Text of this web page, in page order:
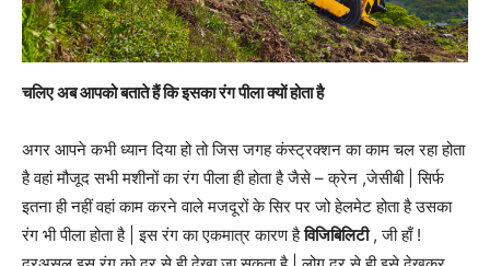
चलिए अब आपको बताते हैं कि इसका रंग पीला क्यों होता है
अगर आपने कभी ध्यान दिया हो तो जिस जगह कंस्ट्रक्शन का काम चल रहा होता
है वहां मौजूद सभी मशीनों का रंग पीला ही होता है जैसे – क्रेन ,जेसीबी | सिर्फ
इतना ही नहीं वहां काम करने वाले मजदूरों के सिर पर जो हेलमेट होता है उसका
रंग भी पीला होता है | इस रंग का एकमात्र कारण हैविजिबिलिटी, जी हाँ !